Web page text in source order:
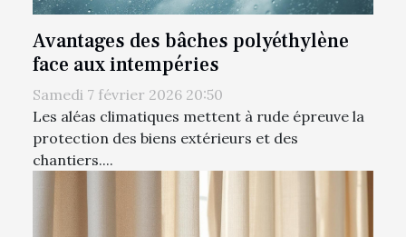
Avantages des bâches polyéthylène
face aux intempéries
Samedi 7 février 2026 20:50
Les aléas climatiques mettent à rude épreuve la
protection des biens extérieurs et des
chantiers....